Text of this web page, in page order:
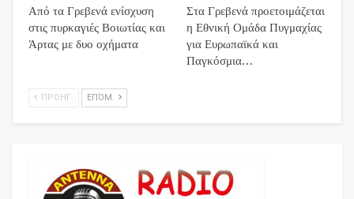
Από τα Γρεβενά ενίσχυση
στις πυρκαγιές Βοιωτίας και
Άρτας με δυο οχήματα
Στα Γρεβενά προετοιμάζεται
η Εθνική Ομάδα Πυγμαχίας
για Ευρωπαϊκά και
Παγκόσμια…
ΠΡΟΗΓ. ΕΠΌΜ.